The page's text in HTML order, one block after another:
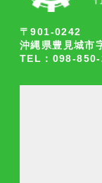
〒901-0242
沖縄県豊見城市
TEL：098-